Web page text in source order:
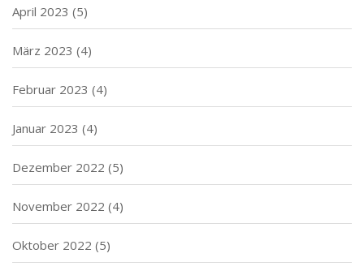
April 2023 (5)
März 2023 (4)
Februar 2023 (4)
Januar 2023 (4)
Dezember 2022 (5)
November 2022 (4)
Oktober 2022 (5)